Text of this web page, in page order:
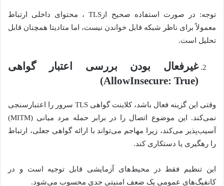
توجه: در صورت استفاده صحیح ازTLS ، محتوای داخلی ارتباط
معمولاً برای ناظر شبکه قابل خواندن نیست، اما متادیتا همچنان قابل
تحلیل است.
غیرفعال بودن بررسی اعتبار گواهی
(allowInsecure: True)
وقتی این گزینه فعال باشد، کلاینت گواهی TLS سرور را اعتبارسنجی
نمی‌کند. این موضوع اتصال را در برابر حمله مرد میانی (MITM)
آسیب‌پذیر می‌کند، زیرا مهاجم می‌تواند با ارائه گواهی جعلی، ارتباط
را رهگیری یا دستکاری کند.
این تنظیم فقط در محیط‌های آزمایشی قابل توجیه است و در
کانفیگ‌های عمومی یک ضعف امنیتی جدی محسوب می‌شود.